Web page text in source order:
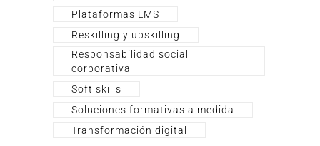
Plataformas LMS
Reskilling y upskilling
Responsabilidad social
corporativa
Soft skills
Soluciones formativas a medida
Transformación digital